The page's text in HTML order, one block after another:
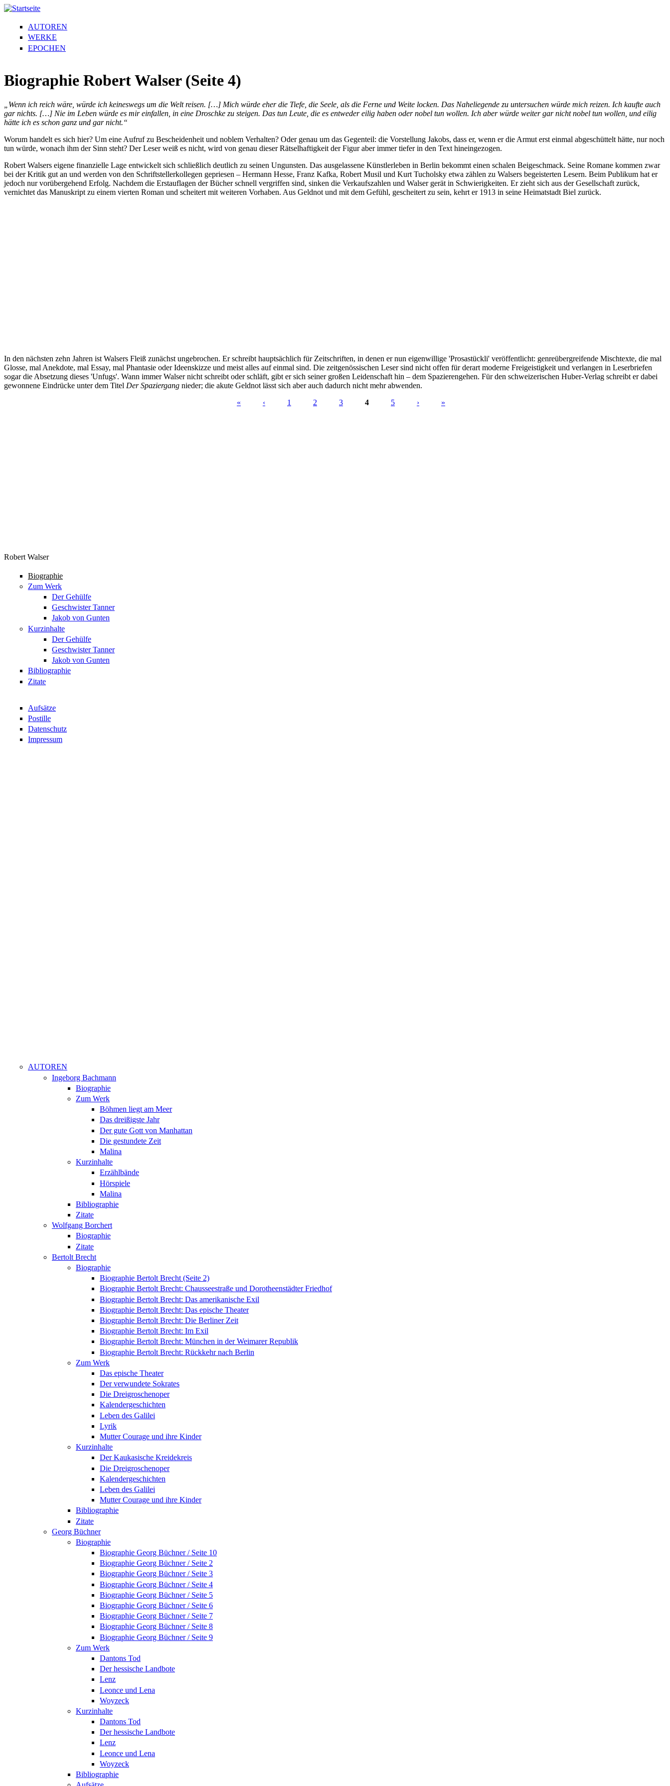
AUTOREN
WERKE
EPOCHEN
Biographie Robert Walser (Seite 4)
„Wenn ich reich wäre, würde ich keineswegs um die Welt reisen. […] Mich würde eher die Tiefe, die Seele, als die Ferne und Weite locken. Das Naheliegende zu untersuchen würde mich reizen. Ich kaufte auch
gar nichts. […] Nie im Leben würde es mir einfallen, in eine Droschke zu steigen. Das tun Leute, die es entweder eilig haben oder nobel tun wollen. Ich aber würde weiter gar nicht nobel tun wollen, und eilig
hätte ich es schon ganz und gar nicht.“
Worum handelt es sich hier? Um eine Aufruf zu Bescheidenheit und noblem Verhalten? Oder genau um das Gegenteil: die Vorstellung Jakobs, dass er, wenn er die Armut erst einmal abgeschüttelt hätte, nur noch
tun würde, wonach ihm der Sinn steht? Der Leser weiß es nicht, wird von genau dieser Rätselhaftigkeit der Figur aber immer tiefer in den Text hineingezogen.
Robert Walsers eigene finanzielle Lage entwickelt sich schließlich deutlich zu seinen Ungunsten. Das ausgelassene Künstlerleben in Berlin bekommt einen schalen Beigeschmack. Seine Romane kommen zwar
bei der Kritik gut an und werden von den Schriftstellerkollegen gepriesen – Hermann Hesse, Franz Kafka, Robert Musil und Kurt Tucholsky etwa zählen zu Walsers begeisterten Lesern. Beim Publikum hat er
jedoch nur vorübergehend Erfolg. Nachdem die Erstauflagen der Bücher schnell vergriffen sind, sinken die Verkaufszahlen und Walser gerät in Schwierigkeiten. Er zieht sich aus der Gesellschaft zurück,
vernichtet das Manuskript zu einem vierten Roman und scheitert mit weiteren Vorhaben. Aus Geldnot und mit dem Gefühl, gescheitert zu sein, kehrt er 1913 in seine Heimatstadt Biel zurück.
In den nächsten zehn Jahren ist Walsers Fleiß zunächst ungebrochen. Er schreibt hauptsächlich für Zeitschriften, in denen er nun eigenwillige 'Prosastückli' veröffentlicht: genreübergreifende Mischtexte, die mal
Glosse, mal Anekdote, mal Essay, mal Phantasie oder Ideenskizze und meist alles auf einmal sind. Die zeitgenössischen Leser sind nicht offen für derart moderne Freigeistigkeit und verlangen in Leserbriefen
sogar die Absetzung dieses 'Unfugs'. Wann immer Walser nicht schreibt oder schläft, gibt er sich seiner großen Leidenschaft hin – dem Spazierengehen. Für den schweizerischen Huber-Verlag schreibt er dabei
gewonnene Eindrücke unter dem Titel Der Spaziergang nieder; die akute Geldnot lässt sich aber auch dadurch nicht mehr abwenden.
« ‹ 1 2 3 4 5 › »
Robert Walser
Biographie
Zum Werk
Der Gehülfe
Geschwister Tanner
Jakob von Gunten
Kurzinhalte
Der Gehülfe
Geschwister Tanner
Jakob von Gunten
Bibliographie
Zitate
Aufsätze
Postille
Datenschutz
Impressum
AUTOREN
Ingeborg Bachmann
Biographie
Zum Werk
Böhmen liegt am Meer
Das dreißigste Jahr
Der gute Gott von Manhattan
Die gestundete Zeit
Malina
Kurzinhalte
Erzählbände
Hörspiele
Malina
Bibliographie
Zitate
Wolfgang Borchert
Biographie
Zitate
Bertolt Brecht
Biographie
Biographie Bertolt Brecht (Seite 2)
Biographie Bertolt Brecht: Chausseestraße und Dorotheenstädter Friedhof
Biographie Bertolt Brecht: Das amerikanische Exil
Biographie Bertolt Brecht: Das epische Theater
Biographie Bertolt Brecht: Die Berliner Zeit
Biographie Bertolt Brecht: Im Exil
Biographie Bertolt Brecht: München in der Weimarer Republik
Biographie Bertolt Brecht: Rückkehr nach Berlin
Zum Werk
Das epische Theater
Der verwundete Sokrates
Die Dreigroschenoper
Kalendergeschichten
Leben des Galilei
Lyrik
Mutter Courage und ihre Kinder
Kurzinhalte
Der Kaukasische Kreidekreis
Die Dreigroschenoper
Kalendergeschichten
Leben des Galilei
Mutter Courage und ihre Kinder
Bibliographie
Zitate
Georg Büchner
Biographie
Biographie Georg Büchner / Seite 10
Biographie Georg Büchner / Seite 2
Biographie Georg Büchner / Seite 3
Biographie Georg Büchner / Seite 4
Biographie Georg Büchner / Seite 5
Biographie Georg Büchner / Seite 6
Biographie Georg Büchner / Seite 7
Biographie Georg Büchner / Seite 8
Biographie Georg Büchner / Seite 9
Zum Werk
Dantons Tod
Der hessische Landbote
Lenz
Leonce und Lena
Woyzeck
Kurzinhalte
Dantons Tod
Der hessische Landbote
Lenz
Leonce und Lena
Woyzeck
Bibliographie